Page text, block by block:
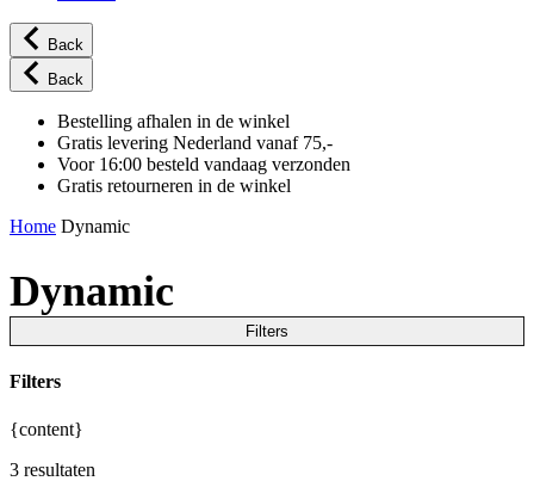
Back
Back
Bestelling afhalen in de winkel
Gratis levering Nederland vanaf 75,-
Voor 16:00 besteld vandaag verzonden
Gratis retourneren in de winkel
Home Dynamic
Dynamic
Filters
Filters
{content}
3 resultaten